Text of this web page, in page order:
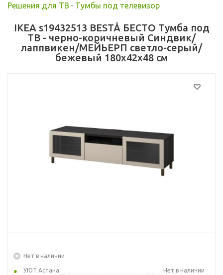
Решения для ТВ - Тумбы под телевизор
IKEA s19432513 BESTÅ БЕСТО Тумба под
ТВ - черно-коричневый Синдвик/
лаппвикен/МЕЙЬЕРП светло-серый/
бежевый 180x42x48 см
Нет в наличии
УЮТ Астана
Нет в наличии